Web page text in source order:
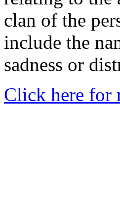
clan of the
include the
sadness or
Click here for